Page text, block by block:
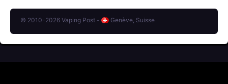
© 2010-2026 Vaping Post - Genève, Suisse